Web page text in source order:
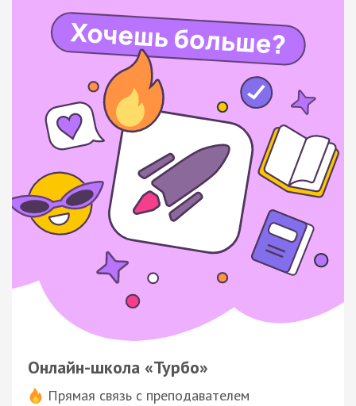
Онлайн-школа «Турбо»
Прямая связь с преподавателем